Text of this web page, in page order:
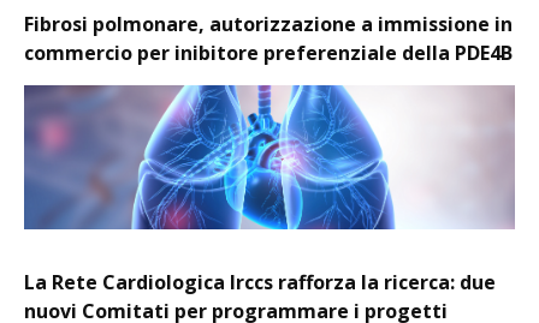
Fibrosi polmonare, autorizzazione a immissione in
commercio per inibitore preferenziale della PDE4B
La Rete Cardiologica Irccs rafforza la ricerca: due
nuovi Comitati per programmare i progetti